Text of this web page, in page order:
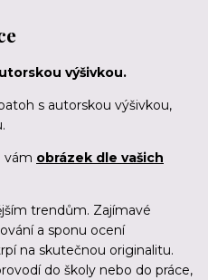
výšivkou.
s autorskou výšivkou,
vám obrázek dle vašich
trendům. Zajímavé
a sponu ocení
na skutečnou originalitu.
do školy nebo do práce,